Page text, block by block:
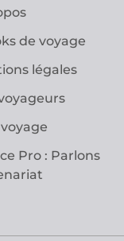
de voyage
légales
Pro : Parlons